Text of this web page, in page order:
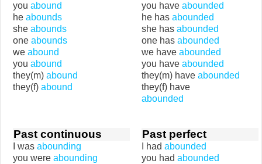
you abound
he abounds
she abounds
one abounds
we abound
you abound
they(m) abound
they(f) abound
you have abounded
he has abounded
she has abounded
one has abounded
we have abounded
you have abounded
they(m) have abounded
they(f) have
abounded
Past continuous
I was abounding
you were abounding
Past perfect
I had abounded
you had abounded